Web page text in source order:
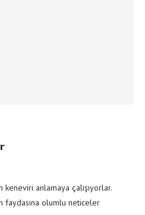
anlamaya çalışıyorlar.
faydasına olumlu neticeler